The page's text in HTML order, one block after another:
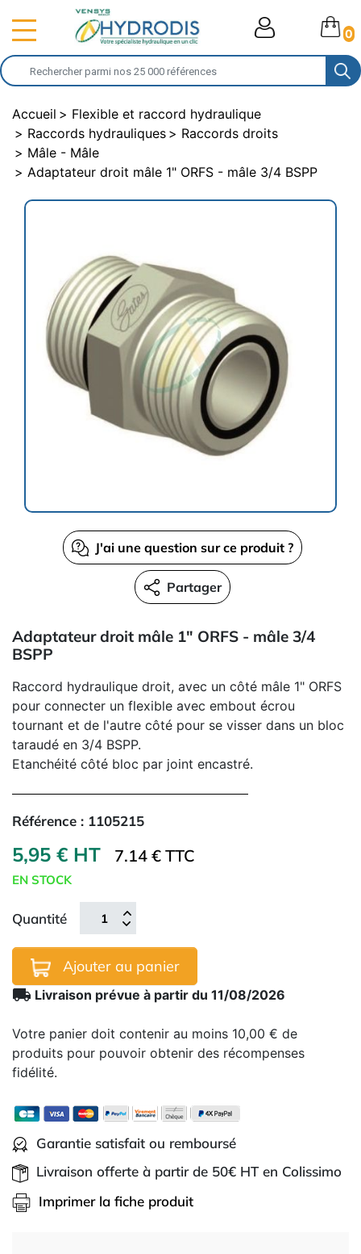
0
Accueil
Flexible et raccord hydraulique
Raccords hydrauliques
Raccords droits
Mâle - Mâle
Adaptateur droit mâle 1" ORFS - mâle 3/4 BSPP
J'ai une question sur ce produit ?
Partager
Adaptateur droit mâle 1" ORFS - mâle 3/4
BSPP
Raccord hydraulique droit, avec un côté mâle 1" ORFS
pour connecter un flexible avec embout écrou
tournant et de l'autre côté pour se visser dans un bloc
taraudé en 3/4 BSPP.
Etanchéité côté bloc par joint encastré.
Référence : 1105215
5,95 € HT 7.14 € TTC
EN STOCK
Quantité
Ajouter au panier
local_shipping Livraison prévue à partir du 11/08/2026
Votre panier doit contenir au moins 10,00 € de
produits pour pouvoir obtenir des récompenses
fidélité.
Garantie satisfait ou remboursé
Livraison offerte à partir de 50€ HT en Colissimo
Imprimer la fiche produit